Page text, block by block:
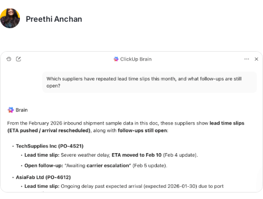
Preethi Anchan